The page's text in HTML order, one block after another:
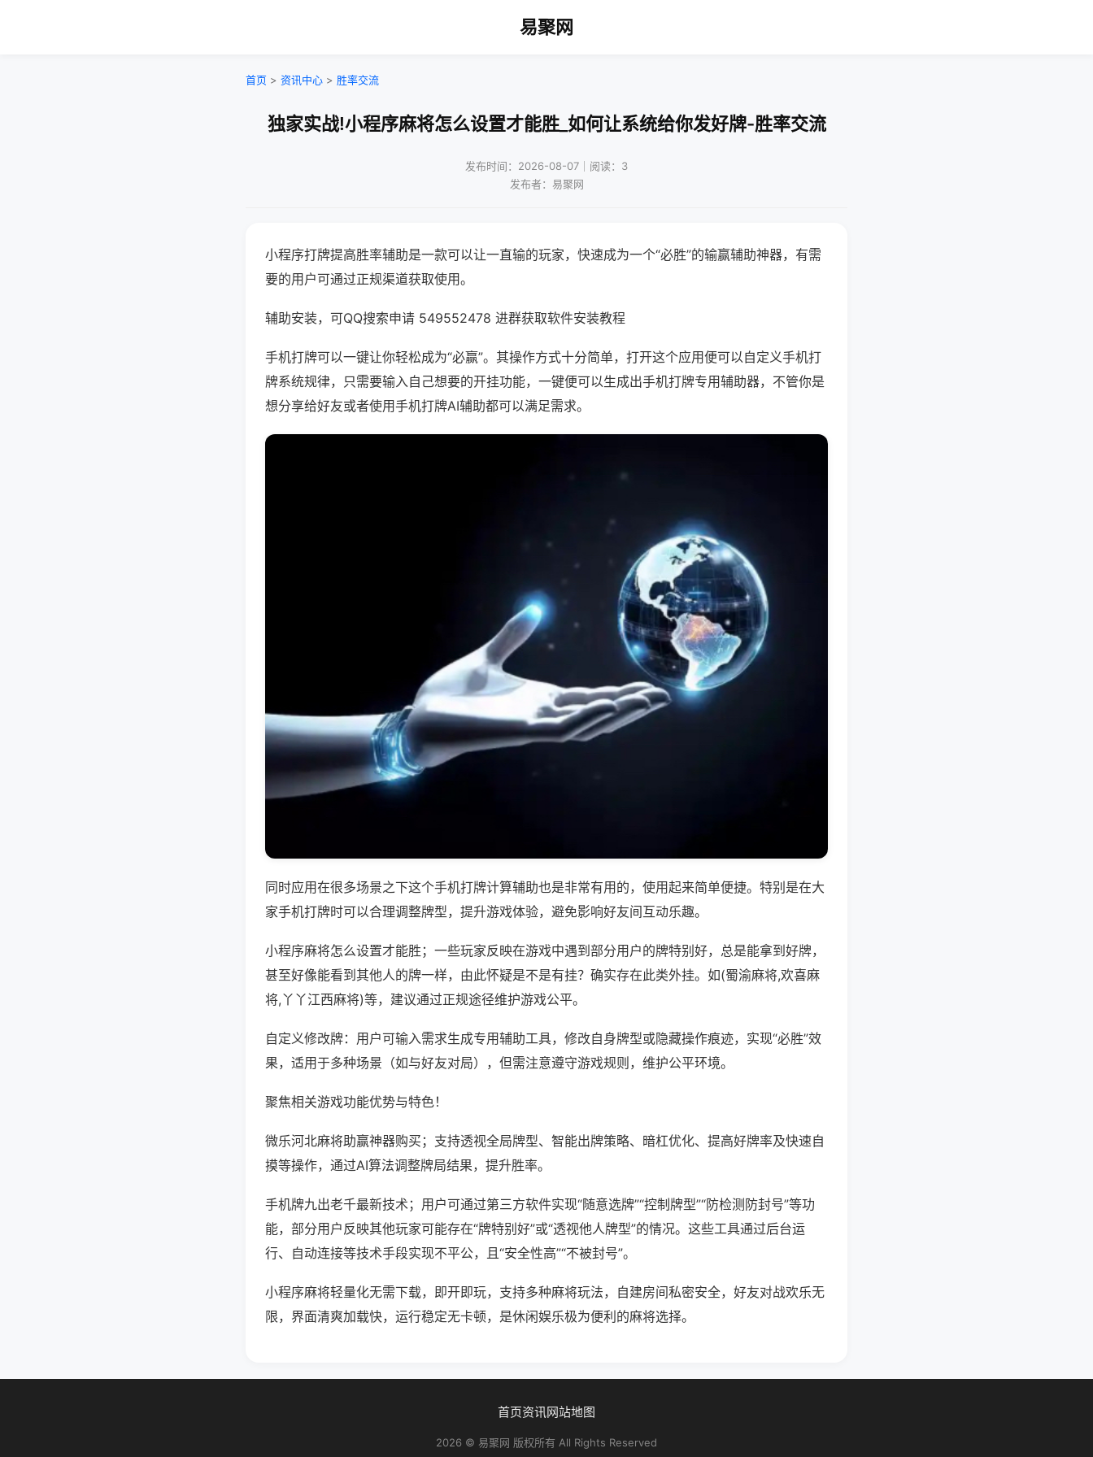
易聚网
首页 > 资讯中心 > 胜率交流
独家实战!小程序麻将怎么设置才能胜_如何让系统给你发好牌-胜率交流
发布时间：2026-08-07｜阅读：3
发布者：易聚网
小程序打牌提高胜率辅助是一款可以让一直输的玩家，快速成为一个“必胜”的输赢辅助神器，有需
要的用户可通过正规渠道获取使用。
辅助安装，可QQ搜索申请 549552478 进群获取软件安装教程
手机打牌可以一键让你轻松成为“必赢”。其操作方式十分简单，打开这个应用便可以自定义手机打
牌系统规律，只需要输入自己想要的开挂功能，一键便可以生成出手机打牌专用辅助器，不管你是
想分享给好友或者使用手机打牌AI辅助都可以满足需求。
同时应用在很多场景之下这个手机打牌计算辅助也是非常有用的，使用起来简单便捷。特别是在大
家手机打牌时可以合理调整牌型，提升游戏体验，避免影响好友间互动乐趣。
小程序麻将怎么设置才能胜；一些玩家反映在游戏中遇到部分用户的牌特别好，总是能拿到好牌，
甚至好像能看到其他人的牌一样，由此怀疑是不是有挂？确实存在此类外挂。如(蜀渝麻将,欢喜麻
将,丫丫江西麻将)等，建议通过正规途径维护游戏公平。
自定义修改牌：用户可输入需求生成专用辅助工具，修改自身牌型或隐藏操作痕迹，实现“必胜”效
果，适用于多种场景（如与好友对局），但需注意遵守游戏规则，维护公平环境。
聚焦相关游戏功能优势与特色！
微乐河北麻将助赢神器购买；支持透视全局牌型、智能出牌策略、暗杠优化、提高好牌率及快速自
摸等操作，通过AI算法调整牌局结果，提升胜率。
手机牌九出老千最新技术；用户可通过第三方软件实现“随意选牌”“控制牌型”“防检测防封号”等功
能，部分用户反映其他玩家可能存在“牌特别好”或“透视他人牌型”的情况。这些工具通过后台运
行、自动连接等技术手段实现不平公，且“安全性高”“不被封号”。
小程序麻将轻量化无需下载，即开即玩，支持多种麻将玩法，自建房间私密安全，好友对战欢乐无
限，界面清爽加载快，运行稳定无卡顿，是休闲娱乐极为便利的麻将选择。
首页资讯网站地图
2026 © 易聚网 版权所有 All Rights Reserved